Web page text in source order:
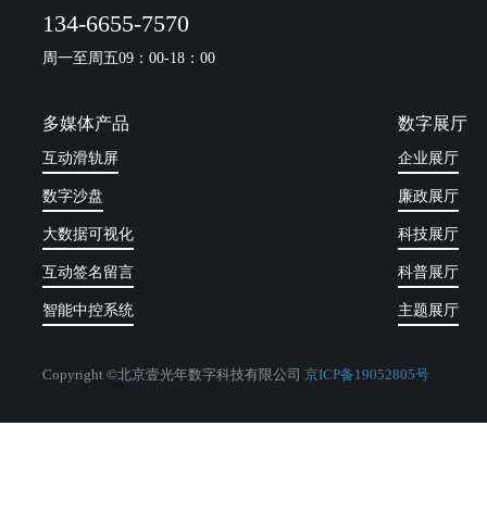
134-6655-7570
周一至周五09：00-18：00
多媒体产品
互动滑轨屏
数字沙盘
大数据可视化
互动签名留言
智能中控系统
数字展厅
企业展厅
廉政展厅
科技展厅
科普展厅
主题展厅
Copyright ©北京壹光年数字科技有限公司京ICP备19052805号